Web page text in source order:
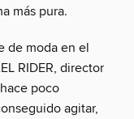
más pura.
de moda en el
RIDER, director
poco
agitar,